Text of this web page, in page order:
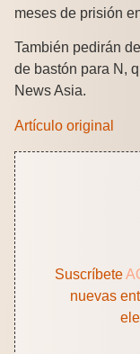
meses de prisión
También pedirán
de bastón para N,
News Asia.
Artículo original
Suscríbete
nuevas